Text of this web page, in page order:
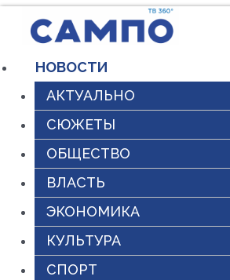
Перейти
содержимому
НОВОСТИ
АКТУАЛЬНО
СЮЖЕТЫ
ОБЩЕСТВО
ВЛАСТЬ
ЭКОНОМИКА
КУЛЬТУРА
СПОРТ